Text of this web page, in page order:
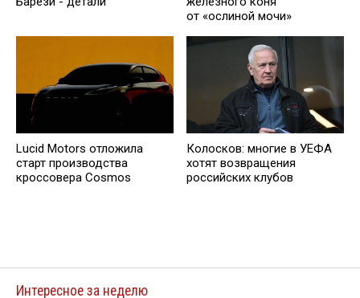
от «ослиной мочи»
Lucid Motors отложила
старт производства
кроссовера Cosmos
Колосков: многие в УЕФА
хотят возвращения
российских клубов
Интересное за неделю